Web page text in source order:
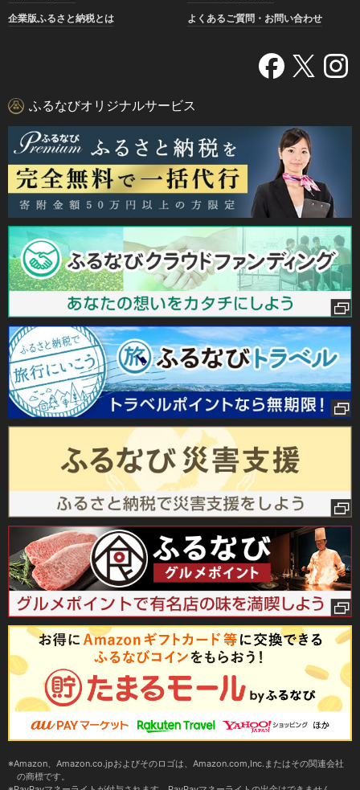
企業版ふるさと納税とは
よくあるご質問・お問い合わせ
ふるなびオリジナルサービス
Amazon、Amazon.co.jpおよびそのロゴは、Amazon.com,Inc.またはその関連会社
の商標です。